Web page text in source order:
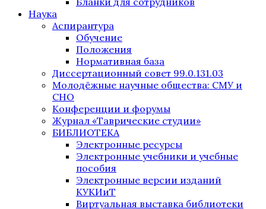
Наука
Аспирантура
Обучение
Положения
Нормативная база
Диссертационный совет 99.0.131.03
Молодёжные научные общества: СМУ и
СНО
Конференции и форумы
Журнал «Таврические студии»
БИБЛИОТЕКА
Электронные ресурсы
Электронные учебники и учебные
пособия
Электронные версии изданий
КУКИиТ
Виртуальная выставка библиотеки